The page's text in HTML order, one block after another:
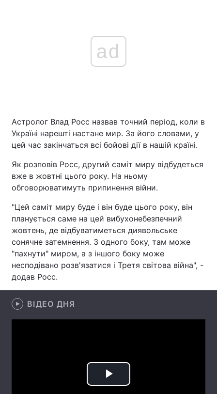
Головна Війна
Політика
Економіка Світ
Спорт Наука
Техно і зв'язок Лайт
Зброя Інциденти
Здоров'я Туризм
Екологія
Думки
ad
Астролог Влад Росс назвав точний період, коли в
Україні нарешті настане мир. За його словами, у
цей час закінчаться всі бойові дії в нашій країні.
Як розповів Росс, другий саміт миру відбудеться
вже в жовтні цього року. На ньому
обговорюватимуть припинення війни.
"Цей саміт миру буде і він буде цього року, він
планується саме на цей вибухонебезпечний
жовтень, де відбуватиметься диявольське
сонячне затемнення. З одного боку, там може
"пахнути" миром, а з іншого боку може
несподівано розв'язатися і Третя світова війна", -
додав Росс.
ВІДЕО ДНЯ
Play